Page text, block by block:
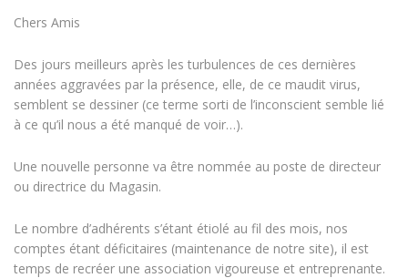
Chers Amis
Des jours meilleurs après les turbulences de ces dernières
années aggravées par la présence, elle, de ce maudit virus,
semblent se dessiner (ce terme sorti de l’inconscient semble lié
à ce qu’il nous a été manqué de voir…).
Une nouvelle personne va être nommée au poste de directeur
ou directrice du Magasin.
Le nombre d’adhérents s’étant étiolé au fil des mois, nos
comptes étant déficitaires (maintenance de notre site), il est
temps de recréer une association vigoureuse et entreprenante.